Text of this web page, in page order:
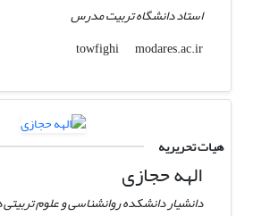
استاد دانشگاه تربیت مدرس
towfighi
modares.ac.ir
هیات تحریریه
الهه حجازی
دانشیار دانشکده روانشناسی و علوم تربیتی